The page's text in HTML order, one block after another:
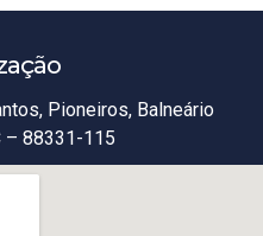
Pioneiros, Balneário
– 88331-115